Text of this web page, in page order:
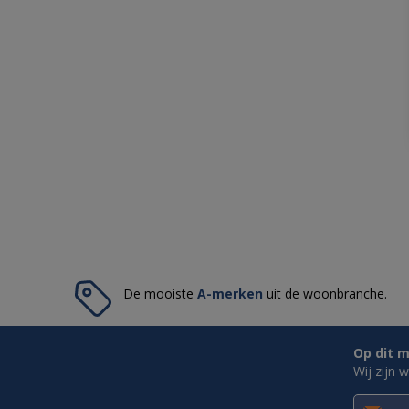
De mooiste A-merken uit de woonbranche.
Op dit
Wij zijn